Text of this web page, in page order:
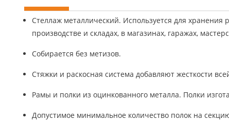
Стеллаж металлический. Используется для хранения
производстве и складах, в магазинах, гаражах,
Собирается без метизов.
Стяжки и раскосная система добавляют жесткости
Рамы и полки из оцинкованного металла. Полки
Допустимое минимальное количество полок на